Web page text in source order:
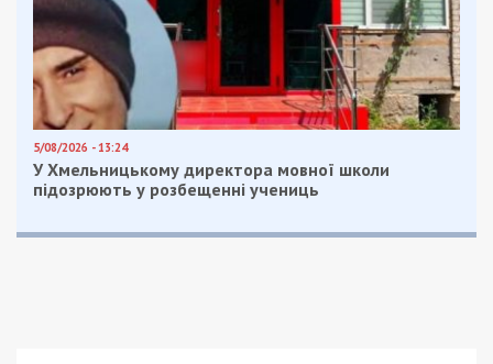
5/08/2026 - 13:24
У Хмельницькому директора мовної школи
підозрюють у розбещенні учениць